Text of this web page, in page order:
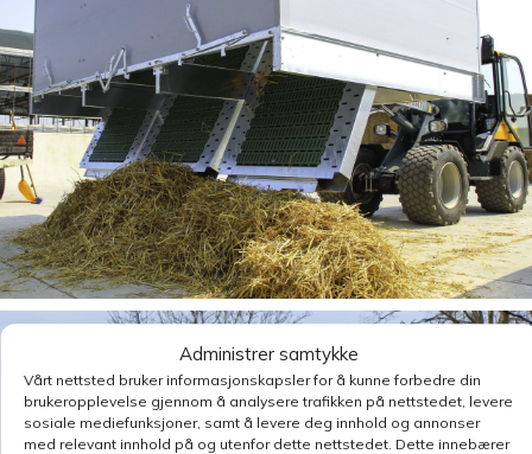
Administrer samtykke
Vårt nettsted bruker informasjonskapsler for å kunne forbedre din
brukeropplevelse gjennom å analysere trafikken på nettstedet, levere
sosiale mediefunksjoner, samt å levere deg innhold og annonser
med relevant innhold på og utenfor dette nettstedet. Dette innebærer